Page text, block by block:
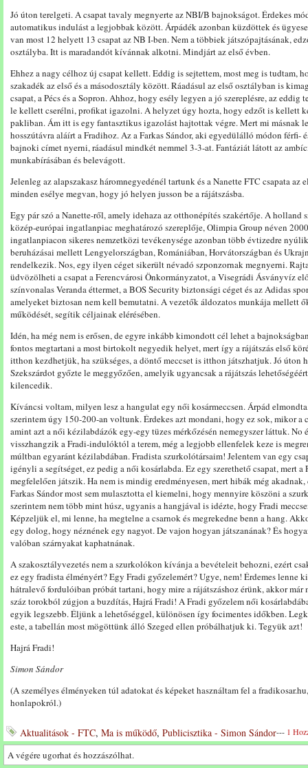
Jó úton terelgeti. A csapat tavaly megnyerte az NBI/B bajnokságot. Érdekes
automatikus indulást a legjobbak között. Árpádék azonban küzdöttek és
van most 12 helyett 13 csapat az NB I-ben. Nem a többiek játszópajtásának,
osztályba. Itt is maradandót kívánnak alkotni. Mindjárt az első évben.
Ehhez a nagy célhoz új csapat kellett. Eddig is sejtettem, most meg is tudtam,
szakadék az első és a másodosztály között. Ráadásul az első osztályban is
csapat, a Pécs és a Sopron. Ahhoz, hogy esély legyen a jó szereplésre, az
le kellett cserélni, profikat igazolni. A helyzet úgy hozta, hogy edzőt is kellett
pakliban. Ám itt is egy fantasztikus igazolást hajtottak végre. Mert mi másnak
hosszútávra aláírt a Fradihoz. Az a Farkas Sándor, aki egyedülálló módon férfi-
bajnoki címet nyerni, ráadásul mindkét nemmel 3-3-at. Fantáziát látott az
munkabírásában és belevágott.
Jelenleg az alapszakasz háromnegyedénél tartunk és a Nanette FTC csapata
minden esélye megvan, hogy jó helyen jusson be a rájátszásba.
Egy pár szó a Nanette-ről, amely idehaza az otthonépítés szakértője. A holland
közép-európai ingatlanpiac meghatározó szereplője, Olimpia Group néven
ingatlanpiacon sikeres nemzetközi tevékenysége azonban több évtizedre
beruházásai mellett Lengyelországban, Romániában, Horvátországban és
rendelkezik. Nos, egy ilyen céget sikerült névadó szponzornak megnyerni.
üdvözölheti a csapat a Ferencvárosi Önkormányzatot, a Visegrádi Ásványvíz
színvonalas Veranda éttermet, a BOS Security biztonsági céget és az Adidas
amelyeket biztosan nem kell bemutatni. A vezetők áldozatos munkája mellett
működését, segítik céljainak elérésében.
Idén, ha még nem is erősen, de egyre inkább kimondott cél lehet a
fontos megtartani a most birtokolt negyedik helyet, mert így a rájátszás első
itthon kezdhetjük, ha szükséges, a döntő meccset is itthon játszhatjuk. Jó úton
Szekszárdot győzte le meggyőzően, amelyik ugyancsak a rájátszás
kilencedik.
Kíváncsi voltam, milyen lesz a hangulat egy női kosármeccsen. Árpád
szerintem úgy 150-200-an voltunk. Érdekes azt mondani, hogy ez sok, mikor a
amint azt a női kézilabdázók egy-egy tüzes mérkőzésén nemegyszer láttuk. No
visszhangzik a Fradi-indulóktól a terem, még a legjobb ellenfelek keze is
múltban egyaránt kézilabdában. Fradista szurkolótársaim! Jelentem van egy
igényli a segítséget, ez pedig a női kosárlabda. Ez egy szerethető csapat, mert
megfelelően játszik. Ha nem is mindig eredményesen, mert hibák még
Farkas Sándor most sem mulasztotta el kiemelni, hogy mennyire köszöni a
szerintem nem több mint húsz, ugyanis a hangjával is idézte, hogy Fradi
Képzeljük el, mi lenne, ha megtelne a csarnok és megrekedne benn a hang.
egy dolog, hogy néznének egy nagyot. De vajon hogyan játszanának? És
valóban szárnyakat kaphatnának.
A szakosztályvezetés nem a szurkolókon kívánja a bevételeit behozni, ezért
ez egy fradista élményért? Egy Fradi győzelemért? Ugye, nem! Érdemes lenne
hátralevő fordulóiban próbát tartani, hogy mire a rájátszáshoz érünk, akkor már
száz torokból zúgjon a buzdítás, Hajrá Fradi! A Fradi győzelem női
egyik legszebb. Éljünk a lehetőséggel, különösen így focimentes időkben.
este, a tabellán most mögöttünk álló Szeged ellen próbálhatjuk ki. Tegyük azt!
Hajrá Fradi!
Simon Sándor
(A személyes élményeken túl adatokat és képeket használtam fel a
honlapokról.)
Aktualitások - FTC, Ma is működő, Publicisztika - Simon Sándor--- 1
A végére ugorhat és hozzászólhat.